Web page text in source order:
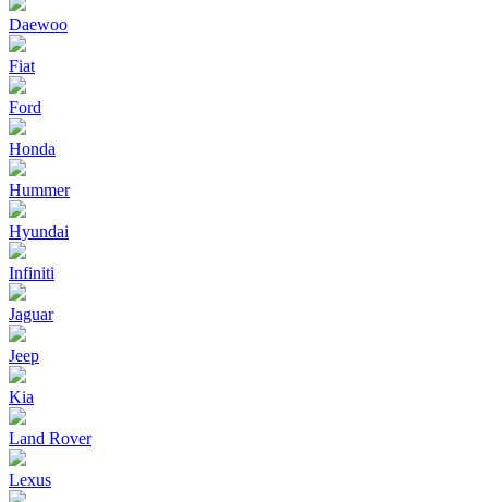
Daewoo
Fiat
Ford
Honda
Hummer
Hyundai
Infiniti
Jaguar
Jeep
Kia
Land Rover
Lexus